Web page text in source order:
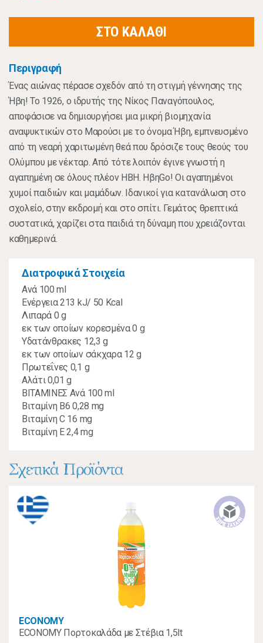
ΣΤΟ ΚΑΛΑΘΙ
Περιγραφή
Ένας αιώνας πέρασε σχεδόν από τη στιγμή γέννησης της
Ήβη! Το 1926, ο ιδρυτής της Νίκος Παναγόπουλος,
αποφάσισε να δημιουργήσει μια μικρή βιομηχανία
αναψυκτικών στο Μαρούσι με το όνομα Ήβη, εμπνευσμένο
από τη νεαρή χαριτωμένη θεά που δρόσιζε τους θεούς του
Ολύμπου με νέκταρ. Από τότε λοιπόν έγινε γνωστή η
αγαπημένη σε όλους πλέον ΗΒΗ. ΗβηGo! Οι αγαπημένοι
χυμοί παιδιών και μαμάδων. Ιδανικοί για κατανάλωση στο
σχολείο, στην εκδρομή και στο σπίτι. Γεμάτος θρεπτικά
συστατικά, χαρίζει στα παιδιά τη δύναμη που χρειάζονται
καθημερινά.
Διατροφικά Στοιχεία
Ανά 100 ml
Ενέργεια 213 kJ/ 50 Kcal
Λιπαρά 0 g
εκ των οποίων κορεσμένα 0 g
Υδατάνθρακες 12,3 g
εκ των οποίων σάκχαρα 12 g
Πρωτεΐνες 0,1 g
Αλάτι 0,01 g
ΒΙΤΑΜΙΝΕΣ Ανά 100 ml
Βιταμίνη Β6 0,28 mg
Βιταμίνη C 16 mg
Βιταμίνη E 2,4 mg
Σχετικά Προϊόντα
ECONOMY
ECONOMY Πορτοκαλάδα με Στέβια 1,5lt